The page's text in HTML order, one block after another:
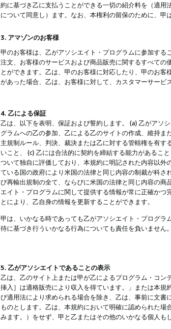
約に基づき乙に支払うことができる一切の紹介料を（適
について同意し）ます。なお、本権利の留保のために、甲
3. アマゾンのお客様
甲のお客様は、乙がアソシエイト・プログラムに参加す
注文、お客様のサービスおよび商品販売に関するすべて
とができます。乙は、甲のお客様に対応したり、甲のお
があった場合、乙は、お客様に対して、カスタマーサービ
4. 乙による保証
乙は、以下を表明、保証および誓約します。 (a) 乙がアソ
グラムへの乙の参加、乙による乙のサイトの作成、維持
主規制ルール、判決、裁決または乙に対する管轄権を有
いこと、 (c) 乙には合法的に契約を締結する能力があるこ
ついて独自に評価しており、本規約に明記された内容以
ている国の政府により米国の法律と同じ内容の制裁が科
び再輸出規制の全て、ならびに米国の法律と同じ内容の
エイト・プログラムに関して提供する情報が常に正確か
とにより、乙自身の情報を更新することができます。
甲は、いかなる時であっても乙がアソシエイト・プログ
待に基づき行ういかなる行為についても責任を負いません。
5. 乙がアソシエイトであることの表示
乙は、乙のサイト上または甲が乙によるプログラム・コ
挿入］は適格販売により収入を得ています。」または本
び適用法により求められる場合を除き、乙は、事前に文
ものとします。乙は、本規約において明確に認められた
みます。）をせず、甲と乙またはその他のいかなる個人も